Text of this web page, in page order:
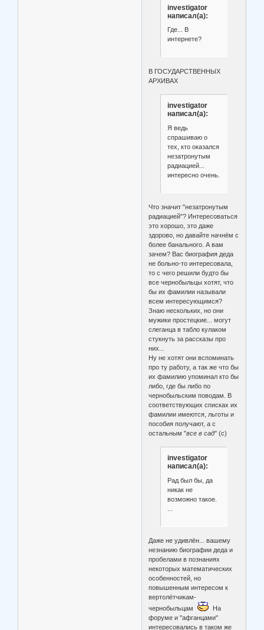
investigator
написал(а):
Где... В
интернете?
В ГОСУДАРСТВЕННЫХ
АРХИВАХ
investigator
написал(а):
Я ведь
спрашиваю о
тех, кто оказался
незатронутым
радиацией...
интересно очень.
Что значит "незатронутым
радиацией"? Интересоваться
это хорошо, это даже
здорово, но давайте начнём с
более банального. А вам
зачем? Вас биография деда
не больно-то интересовала,
то с чего решили будто бы
все чернобыльцы хотят, что
бы их фамилии называли
всем интересующимся?
Знаю нескольких, но они
мужики простецкие... могут
слеганца в табло кулаком
стукнуть за рассказы про
них...
Ну не хотят они вспоминать
про ту работу, а так же что бы
их фамилию упоминал кто бы
либо, где бы либо по
чернобыльским поводам. В
соответствующих списках их
фамилии имеются, льготы и
пособия получают, а с
остальным "все в сад" (с)
investigator
написал(а):
Рад был бы, да
никак не
возможно такое.
Даже не удивлён... вашему
незнанию биографии деда и
пробелами в познаниях
некоторых математических
особенностей, но
повышенным интересом к
вертолётчикам-
чернобыльцам
На
форуме и "афганцами"
интересовались в таком же